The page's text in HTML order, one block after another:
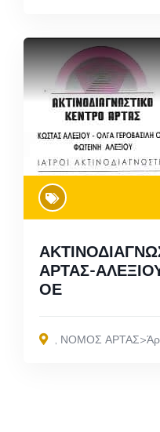
ΑΡΤΑΣ-
ΟΕ
, ΝΟΜΟΣ